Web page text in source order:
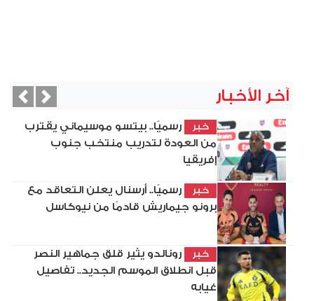
آخر الأخبار
خبر
رسميًا.. بيتسو موسيماني يقترب
من العودة لتدريب منتخب جنوب
إفريقيا
خبر
رسميًا.. أرسنال يعلن التعاقد مع
برونو جيماريش قادمًا من نيوكاسل
خبر
رونالدو يثير قلق جماهير النصر
قبل انطلاق الموسم الجديد.. تفاصيل
غيابه
Next